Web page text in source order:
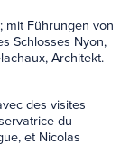
mit Führungen von
Schlosses Nyon,
Architekt.
des visites
du
et Nicolas